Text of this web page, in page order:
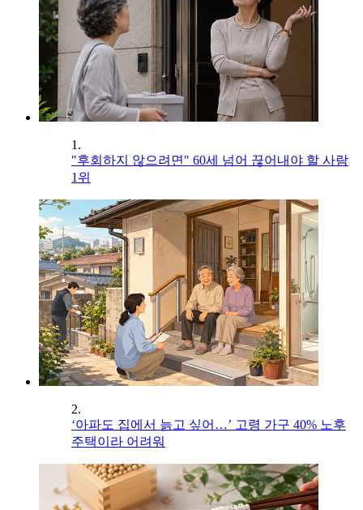
1.
"후회하지 않으려면" 60세 넘어 끊어내야 할 사람
1위
2.
‘아파도 집에서 늙고 싶어…’ 고령 가구 40% 노후
주택이라 어려워